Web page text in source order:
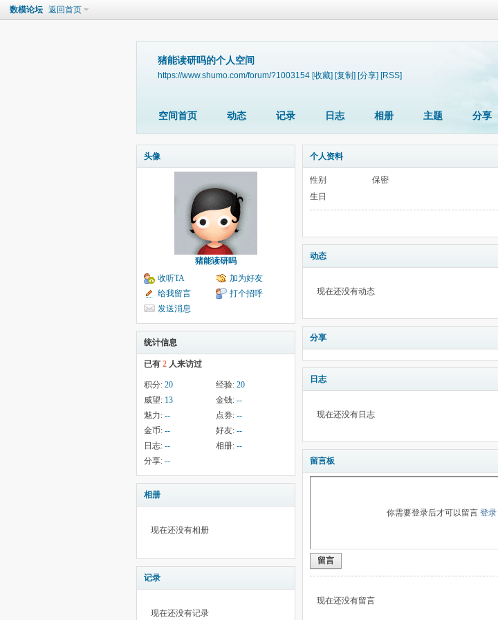
数模论坛 返回首页
猪能读研吗的个人空间
https://www.shumo.com/forum/?1003154 [收藏] [复制] [分享] [RSS]
空间首页 动态 记录 日志 相册 主题 分享
头像
猪能读研吗
收听TA
加为好友
给我留言
打个招呼
发送消息
统计信息
已有 2 人来访过
积分: 20 经验: 20
威望: 13 金钱: --
魅力: -- 点券: --
金币: -- 好友: --
日志: -- 相册: --
分享: --
相册
现在还没有相册
记录
现在还没有记录
个人资料
性别
保密
生日
动态
现在还没有动态
分享
日志
现在还没有日志
留言板
你需要登录后才可以留言 登录|
留言
现在还没有留言